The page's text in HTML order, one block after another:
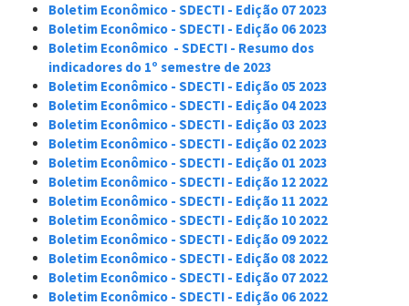
Boletim Econômico - SDECTI - Edição 07 2023
Boletim Econômico - SDECTI - Edição 06 2023
Boletim Econômico - SDECTI - Resumo dos
indicadores do 1º semestre de 2023
Boletim Econômico - SDECTI - Edição 05 2023
Boletim Econômico - SDECTI - Edição 04 2023
Boletim Econômico - SDECTI - Edição 03 2023
Boletim Econômico - SDECTI - Edição 02 2023
Boletim Econômico - SDECTI - Edição 01 2023
Boletim Econômico - SDECTI - Edição 12 2022
Boletim Econômico - SDECTI - Edição 11 2022
Boletim Econômico - SDECTI - Edição 10 2022
Boletim Econômico - SDECTI - Edição 09 2022
Boletim Econômico - SDECTI - Edição 08 2022
Boletim Econômico - SDECTI - Edição 07 2022
Boletim Econômico - SDECTI - Edição 06 2022